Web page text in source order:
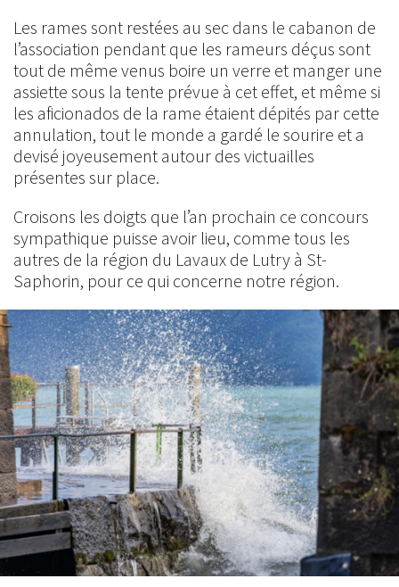
Les rames sont restées au sec dans le cabanon de
l’association pendant que les rameurs déçus sont
tout de même venus boire un verre et manger une
assiette sous la tente prévue à cet effet, et même si
les aficionados de la rame étaient dépités par cette
annulation, tout le monde a gardé le sourire et a
devisé joyeusement autour des victuailles
présentes sur place.
Croisons les doigts que l’an prochain ce concours
sympathique puisse avoir lieu, comme tous les
autres de la région du Lavaux de Lutry à St-
Saphorin, pour ce qui concerne notre région.